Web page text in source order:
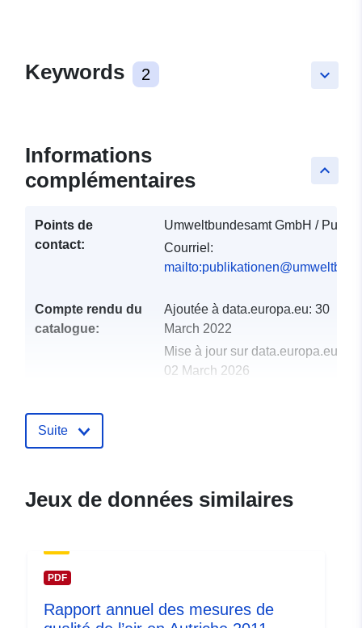
keyboard_arrow_down
Keywords 2
keyboard_arrow_up
Informations
complémentaires
Points de
contact:
Umweltbundesamt GmbH /
Courriel:
Compte rendu du
catalogue:
Ajoutée à data.europa.eu: 30
March 2022
Mise à jour sur data.europa.eu:
02 March 2026
uriRef:
Suite
Jeux de données similaires
PDF
Rapport annuel des mesures de